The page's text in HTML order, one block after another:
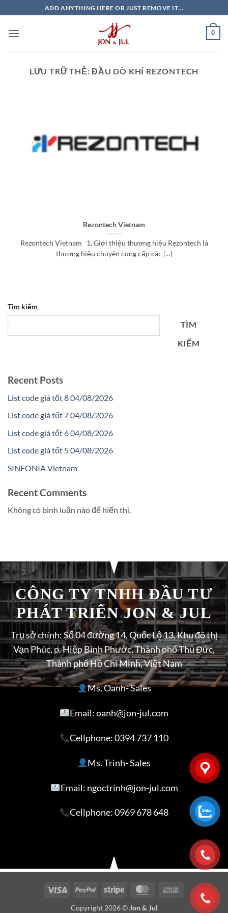
qua
nội
ADD ANYTHING HERE OR JUST REMOVE IT...
0
LƯU TRỮ THẺ:ĐẦU DÒ KHÍ REZONTECH
Rezontech Vietnam
Rezontech Vietnam 1. Giới thiệu thương hiệu Rezontech là
thương hiệu chuyên cung cấp các [...]
Tìm kiếm
TÌM
KIẾM
Recent Posts
List code giá tốt 8 04/08/2026
List code giá tốt 7 04/08/2026
List code giá tốt 6 04/08/2026
List code giá tốt 5 04/08/2026
SINFONIA Vietnam
Recent Comments
Không có bình luận nào để hiển thị.
CÔNG TY TNHH ĐẦU TƯ
PHÁT TRIỂN JON & JUL
Trụ sở chính: Số 04 đường 14, Quốc Lộ 13, Khu đô thị
Vạn Phúc, p. Hiệp Bình Phước, Thành phố Thủ Đức,
Thành phố Hồ Chí Minh, Việt Nam
Ms. Oanh- Sales
Email: oanh@jon-jul.com
Cellphone:0394 737 110
Ms. Trinh- Sales
Email: ngoctrinh@jon-jul.com
Cellphone:0969 678 648
Visa PayPal Stripe MasterCardCash
On
Copyright 2026 © Jon & Jul